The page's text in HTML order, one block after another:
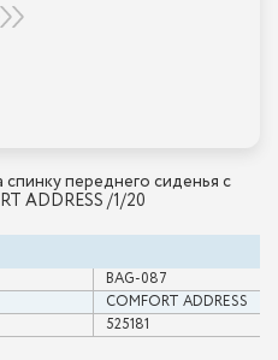
переднего сиденья с
ADDRESS /1/20
BAG-087
COMFORT ADDRESS
525181